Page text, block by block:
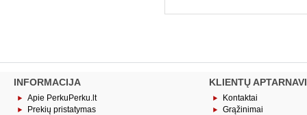
INFORMACIJA
Apie PerkuPerku.lt
Prekių pristatymas
KLIENTŲ
Kontaktai
Grąžinimai